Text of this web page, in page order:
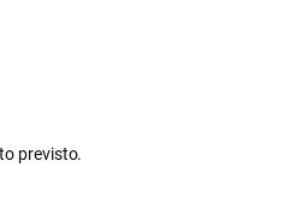
previsto.